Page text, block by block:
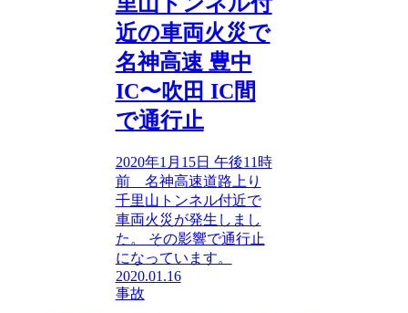
近の車両火災で
名神高速 豊中
IC〜吹田 IC間
で通行止
2020年1月15日 午後11時
前 名神高速道路上り
千里山トンネル付近で
車両火災が発生しまし
た。 その影響で通行止
になっています。
2020.01.16
事故